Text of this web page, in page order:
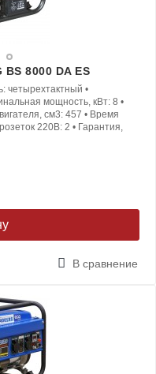
8000 DA ES
четырехтактный •
мощность, кВт: 8 •
см3: 457 • Время
220В: 2 • Гарантия,
В сравнение